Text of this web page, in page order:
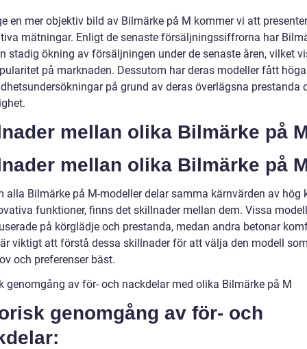
en mer objektiv bild av Bilmärke på M kommer vi att
mätningar. Enligt de senaste försäljningssiffrorna har
stadig ökning av försäljningen under de senaste åren, vilket
på marknaden. Dessutom har deras modeller fått
på grund av deras överlägsna prestanda
mellan olika Bilmärke på
mellan olika Bilmärke på
alla Bilmärke på M-modeller delar samma kärnvärden av hög
funktioner, finns det skillnader mellan dem. Vissa
på körglädje och prestanda, medan andra betonar
viktigt att förstå dessa skillnader för att välja den modell
och preferenser bäst.
genomgång av för- och nackdelar med olika Bilmärke på M
genomgång av för- och